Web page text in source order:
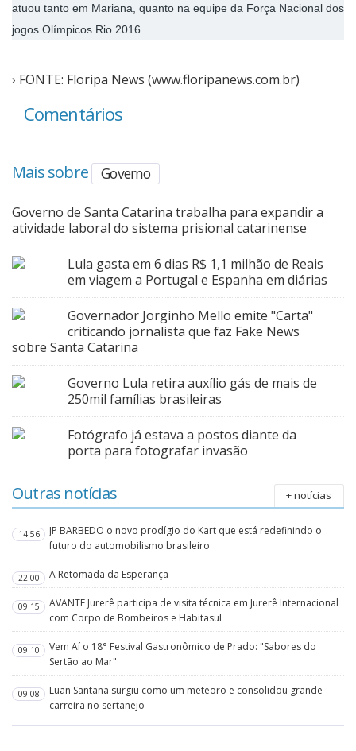
atuou tanto em Mariana, quanto na equipe da Força Nacional dos
jogos Olímpicos Rio 2016.
› FONTE: Floripa News (www.floripanews.com.br)
Comentários
Mais sobre Governo
Governo de Santa Catarina trabalha para expandir a
atividade laboral do sistema prisional catarinense
Lula gasta em 6 dias R$ 1,1 milhão de Reais
em viagem a Portugal e Espanha em diárias
Governador Jorginho Mello emite "Carta"
criticando jornalista que faz Fake News
sobre Santa Catarina
Governo Lula retira auxílio gás de mais de
250mil famílias brasileiras
Fotógrafo já estava a postos diante da
porta para fotografar invasão
Outras notícias + notícias
14:56
JP BARBEDO o novo prodígio do Kart que está redefinindo o
futuro do automobilismo brasileiro
22:00 A Retomada da Esperança
09:15
AVANTE Jurerê participa de visita técnica em Jurerê Internacional
com Corpo de Bombeiros e Habitasul
09:10
Vem Aí o 18° Festival Gastronômico de Prado: "Sabores do
Sertão ao Mar"
09:08
Luan Santana surgiu como um meteoro e consolidou grande
carreira no sertanejo